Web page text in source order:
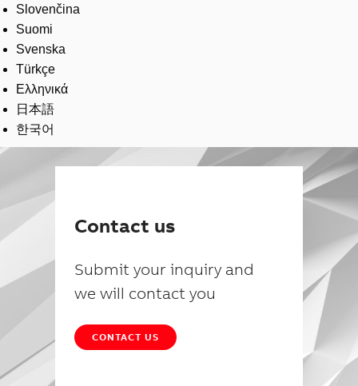
Slovenčina
Suomi
Svenska
Türkçe
Ελληνικά
日本語
한국어
Contact us
Submit your inquiry and
we will contact you
CONTACT US